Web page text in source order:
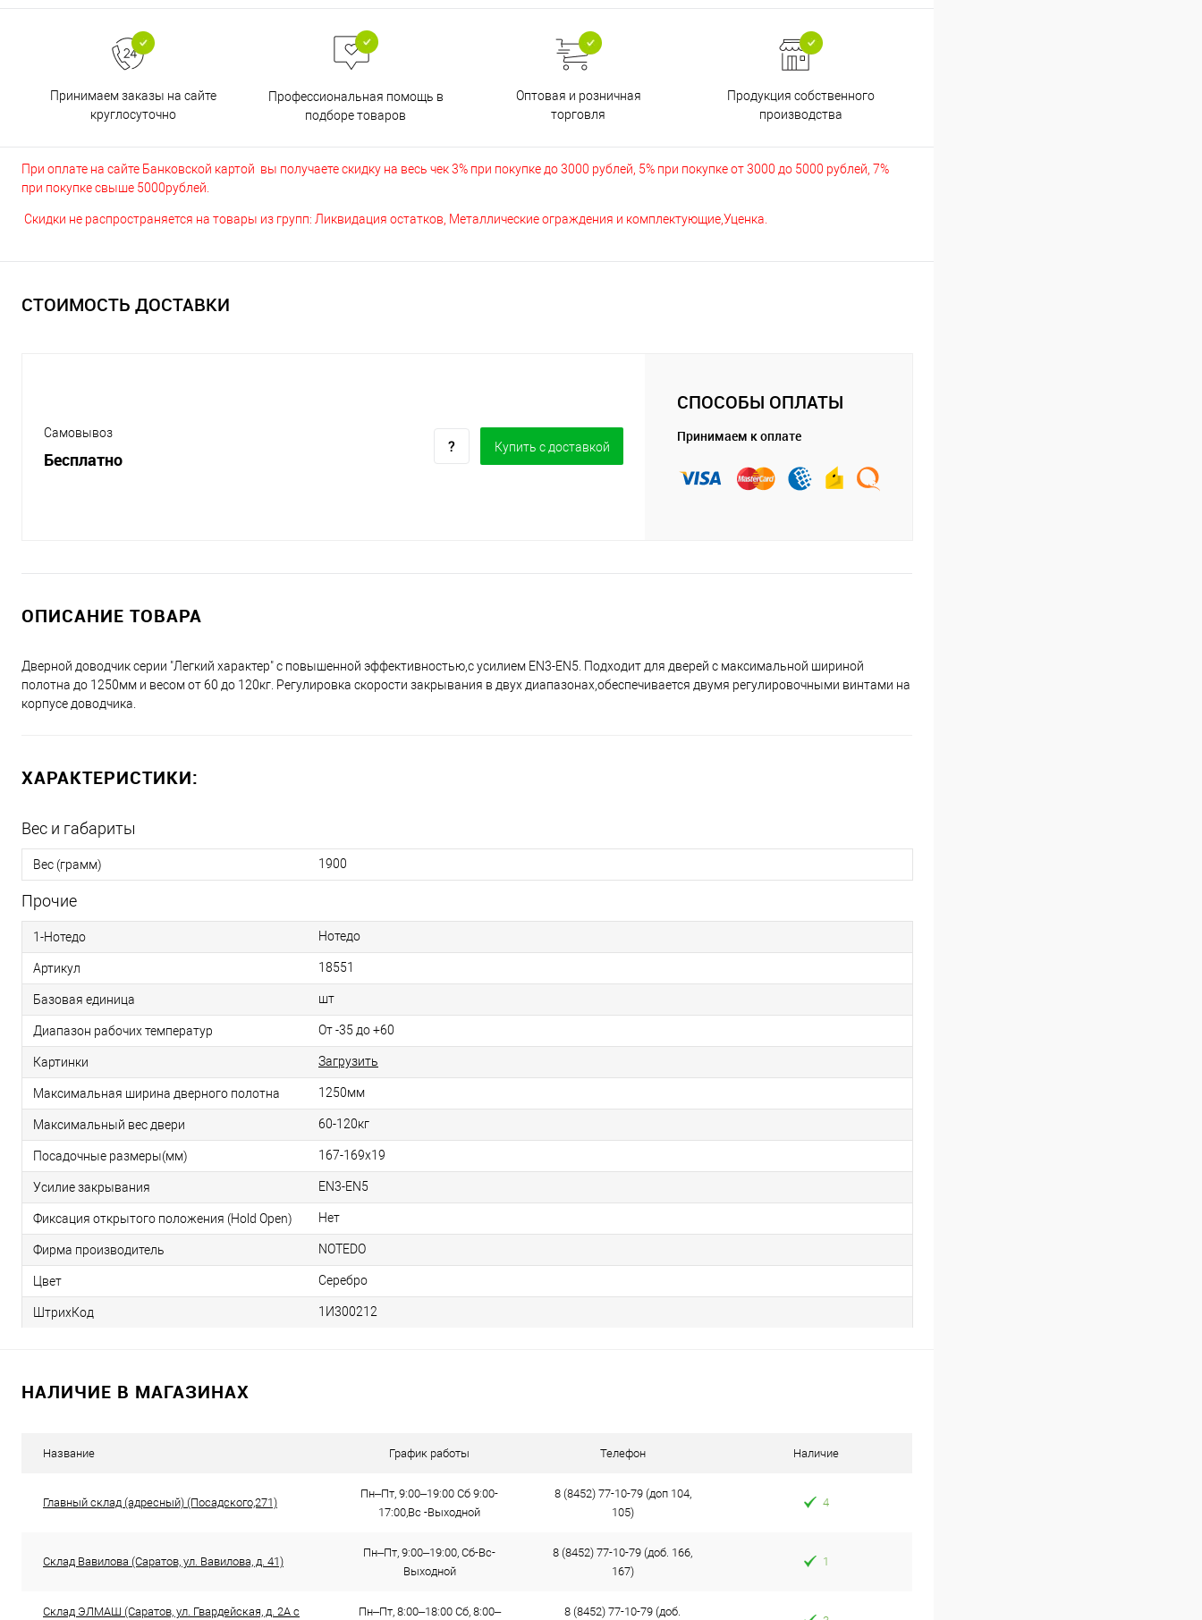
Принимаем заказы на сайте
круглосуточно
Профессиональная помощь в
подборе товаров
Оптовая и розничная
торговля
Продукция собственного
производства
При оплате на сайте Банковской картой вы получаете скидку на весь чек 3% при покупке до 3000 рублей, 5% при покупке от 3000 до 5000 рублей, 7%
при покупке свыше 5000рублей.
Скидки не распространяется на товары из групп: Ликвидация остатков, Металлические ограждения и комплектующие,Уценка.
СТОИМОСТЬ ДОСТАВКИ
Самовывоз
Бесплатно
Купить c доставкой
СПОСОБЫ ОПЛАТЫ
Принимаем к оплате
ОПИСАНИЕ ТОВАРА
Дверной доводчик серии "Легкий характер" с повышенной эффективностью,с усилием EN3-EN5. Подходит для дверей с максимальной шириной
полотна до 1250мм и весом от 60 до 120кг. Регулировка скорости закрывания в двух диапазонах,обеспечивается двумя регулировочными винтами на
корпусе доводчика.
ХАРАКТЕРИСТИКИ:
Вес и габариты
Вес (грамм) 1900
Прочие
1-Нотедо Нотедо
Артикул 18551
Базовая единица шт
Диапазон рабочих температур От -35 до +60
Картинки Загрузить
Максимальная ширина дверного полотна 1250мм
Максимальный вес двери 60-120кг
Посадочные размеры(мм) 167-169х19
Усилие закрывания EN3-EN5
Фиксация открытого положения (Hold Open) Нет
Фирма производитель NOTEDO
Цвет Серебро
ШтрихКод 1И300212
НАЛИЧИЕ В МАГАЗИНАХ
Название График работы Телефон Наличие
Главный склад (адресный) (Посадского,271)
Пн–Пт, 9:00–19:00 Сб 9:00-
17:00,Вс -Выходной
8 (8452) 77-10-79 (доп 104,
105)
4
Склад Вавилова (Саратов, ул. Вавилова, д. 41)
Пн–Пт, 9:00–19:00, Сб-Вс-
Выходной
8 (8452) 77-10-79 (доб. 166,
167)
1
Склад ЭЛМАШ (Саратов, ул. Гвардейская, д. 2А с
Пн–Пт, 8:00–18:00 Сб, 8:00–
8 (8452) 77-10-79 (доб.